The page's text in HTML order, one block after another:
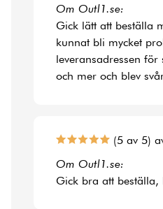
Om Outl1.se:
Gick lätt att beställa
kunnat bli mycket
leveransadressen
och mer och blev
(5 av 5)
Om Outl1.se:
Gick bra att